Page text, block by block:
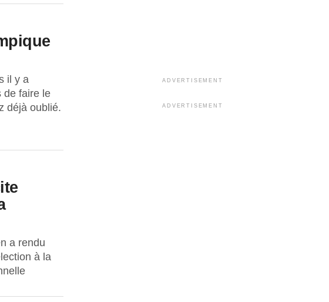
il y a
de faire le
déjà oublié.
a rendu
à la
ADVERTISEMENT
ADVERTISEMENT